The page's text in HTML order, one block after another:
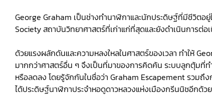
George Graham เป็นช่างทำนาฬิกาและนักประดิษฐ์ที่มีชีวิตอ
Society สถาบันวิทยาศาสตร์ที่เก่าแก่ที่สุดและยังดำเนินการต่
ด้วยแรงผลักดันและความหลงใหลในศาสตร์ของเวลา ทำให้
มากกว่าศาสตร์อื่น ๆ จึงเป็นที่มาของการคิดค้น ระบบลูกตุ้มที่
หรือลดลง โดยรู้จักกันในชื่อว่า Graham Escapement รวมถึ
ได้ประดิษฐ์นาฬิกาประจำหอดูดาวหลวงแห่งเมืองกรีนนิชอีกด้วย